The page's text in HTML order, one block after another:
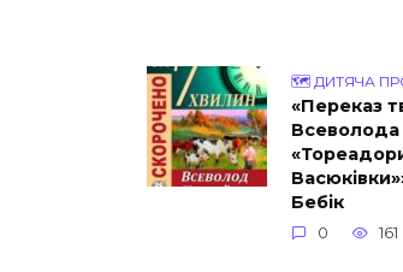
🗺 ДИТЯЧА
«Переказ
Бебік
0 161